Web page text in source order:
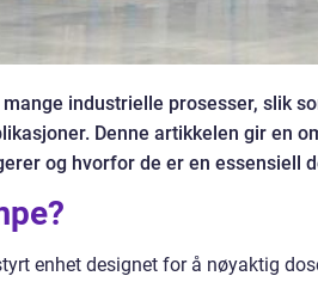
industrielle prosesser, slik
Denne artikkelen gir en
og hvorfor de er en essensiell
enhet designet for å nøyaktig